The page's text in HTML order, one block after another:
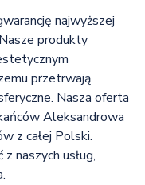
najwyższej
produkty
przetrwają
Nasza oferta
Aleksandrowa
z całej Polski.
naszych usług,